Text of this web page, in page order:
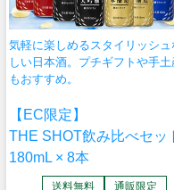
気軽に楽しめるスタイリッシュ
しい日本酒。プチギフトや手土
もおすすめ。
【EC限定】
THE SHOT飲み比べセッ
180mL × 8本
送料無料 通販限定